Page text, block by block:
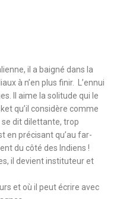
il a baigné dans la
à n’en plus finir. L’ennui
Il aime la solitude qui le
qu’il considère comme
se dit dilettante, trop
en précisant qu’au far-
du côté des Indiens !
il devient instituteur et
et où il peut écrire avec